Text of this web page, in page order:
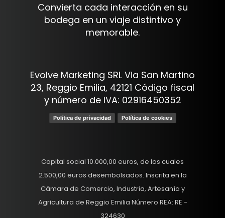
Convierta cada interacción en su
bodega en un viaje distintivo y
memorable.
Evolve Marketing SRL Via San Martino
23, Reggio Emilia, 42121 Código fiscal
y número de IVA: 02916450352
Política de privacidad Política de cookies
Capital social 10.000,00 euros, de los cuales
2.500,00 euros desembolsados. Inscrita en la
Cámara de Comercio, Industria, Artesanía y
Agricultura de Reggio Emilia Número REA: RE -
324630